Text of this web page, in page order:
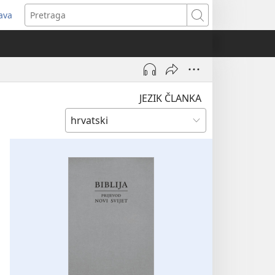
Pretraga
JEZIK ČLANKA